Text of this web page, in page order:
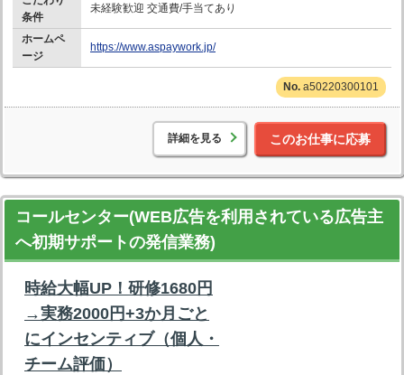
条件
未経験歓迎 交通費/手当てあり
ホームペ
ージ
https://www.aspaywork.jp/
a50220300101
詳細を見る このお仕事に応募
コールセンター(WEB広告を利用されている広告主
へ初期サポートの発信業務)
時給大幅UP！研修1680円
→実務2000円+3か月ごと
にインセンティブ（個人・
チーム評価）